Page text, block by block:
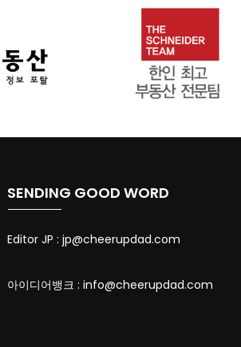
SENDING GOOD WORD
Editor JP : jp@cheerupdad.com
아이디어뱅크 : info@cheerupdad.com